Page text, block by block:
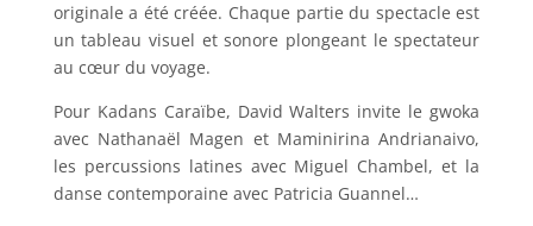
originale a été créée. Chaque partie du spectacle est
un tableau visuel et sonore plongeant le spectateur
au cœur du voyage.
Pour Kadans Caraïbe, David Walters invite le gwoka
avec Nathanaël Magen et Maminirina Andrianaivo,
les percussions latines avec Miguel Chambel, et la
danse contemporaine avec Patricia Guannel…